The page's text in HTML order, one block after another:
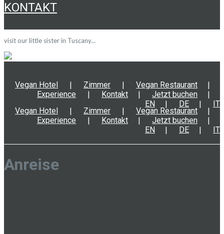
KONTAKT
visit our little sister in Tuscany...
Vegan Hotel Zimmer
Vegan Restaurant
Experience
Kontakt
Jetzt buchen
EN
DE IT
Vegan Hotel Zimmer
Vegan Restaurant
Experience
Kontakt
Jetzt buchen
EN
DE IT
Anreise